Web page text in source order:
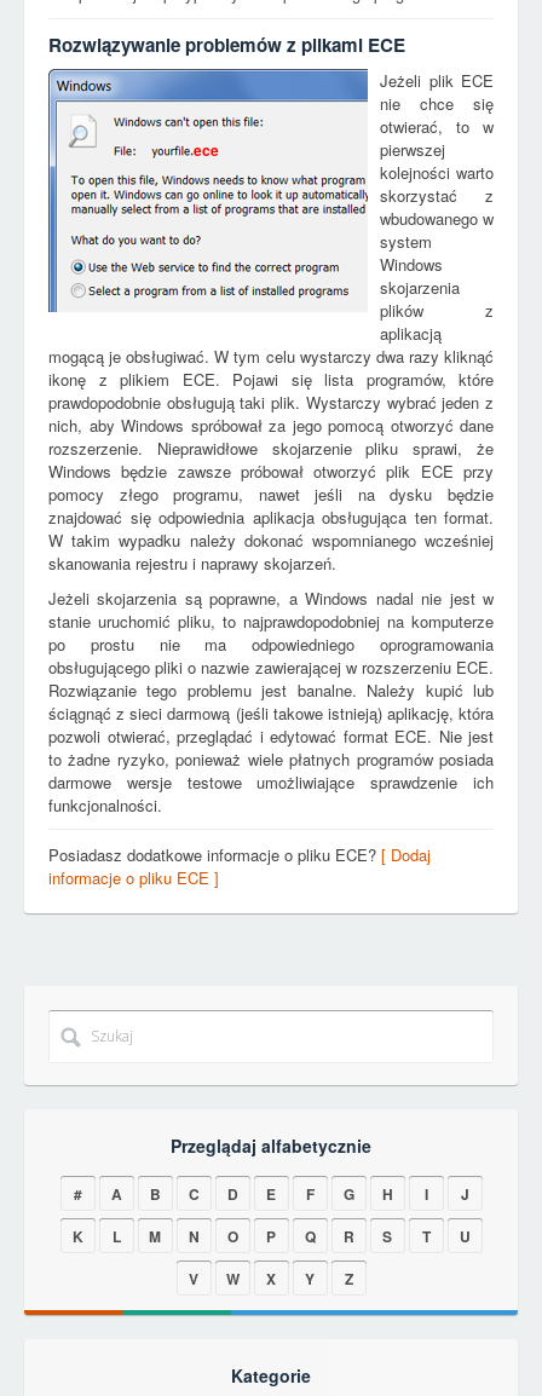
Rozwiązywanie problemów z plikami ECE
ece
Jeżeli plik ECE
nie chce się
otwierać, to w
pierwszej
kolejności warto
skorzystać z
wbudowanego w
system
Windows
skojarzenia
plików z
aplikacją
mogącą je obsługiwać. W tym celu wystarczy dwa razy kliknąć
ikonę z plikiem ECE. Pojawi się lista programów, które
prawdopodobnie obsługują taki plik. Wystarczy wybrać jeden z
nich, aby Windows spróbował za jego pomocą otworzyć dane
rozszerzenie. Nieprawidłowe skojarzenie pliku sprawi, że
Windows będzie zawsze próbował otworzyć plik ECE przy
pomocy złego programu, nawet jeśli na dysku będzie
znajdować się odpowiednia aplikacja obsługująca ten format.
W takim wypadku należy dokonać wspomnianego wcześniej
skanowania rejestru i naprawy skojarzeń.
Jeżeli skojarzenia są poprawne, a Windows nadal nie jest w
stanie uruchomić pliku, to najprawdopodobniej na komputerze
po prostu nie ma odpowiedniego oprogramowania
obsługującego pliki o nazwie zawierającej w rozszerzeniu ECE.
Rozwiązanie tego problemu jest banalne. Należy kupić lub
ściągnąć z sieci darmową (jeśli takowe istnieją) aplikację, która
pozwoli otwierać, przeglądać i edytować format ECE. Nie jest
to żadne ryzyko, ponieważ wiele płatnych programów posiada
darmowe wersje testowe umożliwiające sprawdzenie ich
funkcjonalności.
Posiadasz dodatkowe informacje o pliku ECE? [ Dodaj
informacje o pliku ECE ]
Przeglądaj alfabetycznie
# A B C D E F G H I
J
K
L M N O P Q R S T
U
V
W X Y Z
Kategorie